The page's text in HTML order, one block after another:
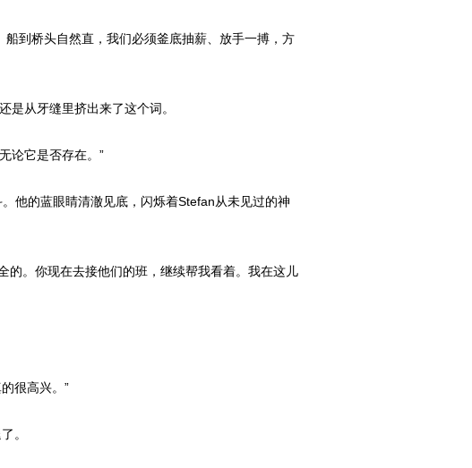
到桥头自然直，我们必须釜底抽薪、放手一搏，方
是从牙缝里挤出来了这个词。
论它是否存在。”
他的蓝眼睛清澈见底，闪烁着Stefan从未见过的神
。你现在去接他们的班，继续帮我看着。我在这儿
很高兴。”
。